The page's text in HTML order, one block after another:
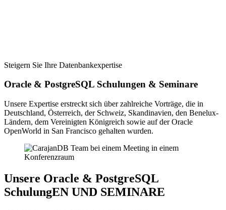
Steigern Sie Ihre Datenbankexpertise
Oracle & PostgreSQL Schulungen & Seminare
Unsere Expertise erstreckt sich über zahlreiche Vorträge, die in
Deutschland, Österreich, der Schweiz, Skandinavien, den Benelux-
Ländern, dem Vereinigten Königreich sowie auf der Oracle
OpenWorld in San Francisco gehalten wurden.
Unsere Oracle & PostgreSQL
SchulungEN UND SEMINARE